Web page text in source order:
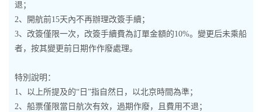
退；
2、開航前15天內不再辦理改簽手續；
3、改簽僅限一次，改簽手續費為訂單金額的10%。變更后未乘船
者，按其變更前日期作作廢處理。
特別說明：
1、以上所提及的“日”指自然日，以北京時間為準；
2、船票僅限當日航次有效，過期作廢，且費用不退；